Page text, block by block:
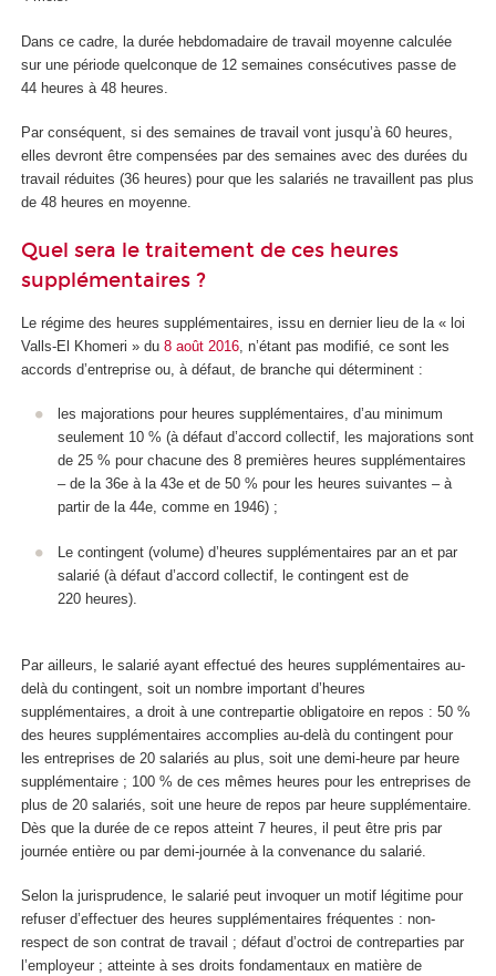
Dans ce cadre, la durée hebdomadaire de travail moyenne calculée
sur une période quelconque de 12 semaines consécutives passe de
44 heures à 48 heures.
Par conséquent, si des semaines de travail vont jusqu’à 60 heures,
elles devront être compensées par des semaines avec des durées du
travail réduites (36 heures) pour que les salariés ne travaillent pas plus
de 48 heures en moyenne.
Quel sera le traitement de ces heures
supplémentaires ?
Le régime des heures supplémentaires, issu en dernier lieu de la « loi
Valls-El Khomeri » du 8 août 2016 , n’étant pas modifié, ce sont les
accords d’entreprise ou, à défaut, de branche qui déterminent :
les majorations pour heures supplémentaires, d’au minimum
seulement 10 % (à défaut d’accord collectif, les majorations sont
de 25 % pour chacune des 8 premières heures supplémentaires
– de la 36eà la 43eet de 50 % pour les heures suivantes – à
partir de la 44e, comme en 1946) ;
Le contingent (volume) d’heures supplémentaires par an et par
salarié (à défaut d’accord collectif, le contingent est de
220 heures).
Par ailleurs, le salarié ayant effectué des heures supplémentaires au-
delà du contingent, soit un nombre important d’heures
supplémentaires, a droit à une contrepartie obligatoire en repos : 50 %
des heures supplémentaires accomplies au-delà du contingent pour
les entreprises de 20 salariés au plus, soit une demi-heure par heure
supplémentaire ; 100 % de ces mêmes heures pour les entreprises de
plus de 20 salariés, soit une heure de repos par heure supplémentaire.
Dès que la durée de ce repos atteint 7 heures, il peut être pris par
journée entière ou par demi-journée à la convenance du salarié.
Selon la jurisprudence, le salarié peut invoquer un motif légitime pour
refuser d’effectuer des heures supplémentaires fréquentes : non-
respect de son contrat de travail ; défaut d’octroi de contreparties par
l’employeur ; atteinte à ses droits fondamentaux en matière de